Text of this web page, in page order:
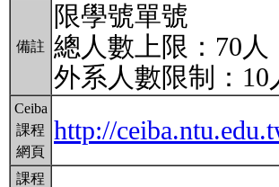
備註
限學號單號
總人數上限：70人
外系人數限制：10
Ceiba
課程
網頁
http://
課程